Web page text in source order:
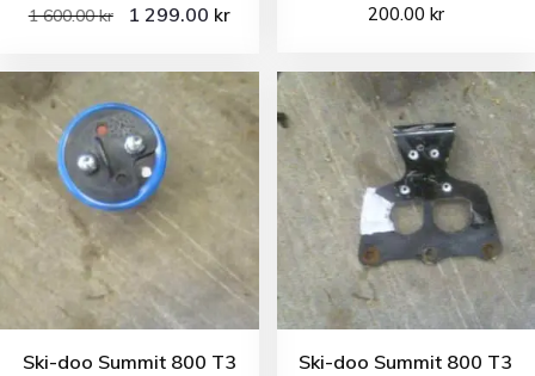
1 600.00kr 1 299.00 kr 200.00 kr
Ski-doo Summit 800 T3
Ski-doo Summit 800 T3